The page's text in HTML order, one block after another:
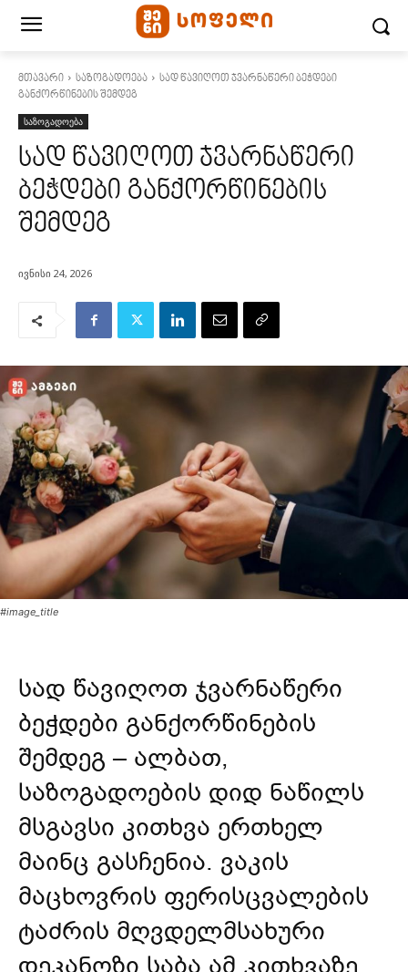
მთავარი საზოგადოება
სად წავიღოთ ჯვარნაწერი ბეჭდები
განქორწინების შემდეგ
საზოგადოება
სად წავიღოთ ჯვარნაწერი
ბეჭდები განქორწინების
შემდეგ
ივნისი 24, 2026
#image_title
სად წავიღოთ ჯვარნაწერი
ბეჭდები განქორწინების
შემდეგ – ალბათ,
საზოგადოების დიდ ნაწილს
მსგავსი კითხვა ერთხელ
მაინც გასჩენია. ვაკის
მაცხოვრის ფერისცვალების
ტაძრის მღვდელმსახური
დეკანოზი საბა ამ კითხვაზე